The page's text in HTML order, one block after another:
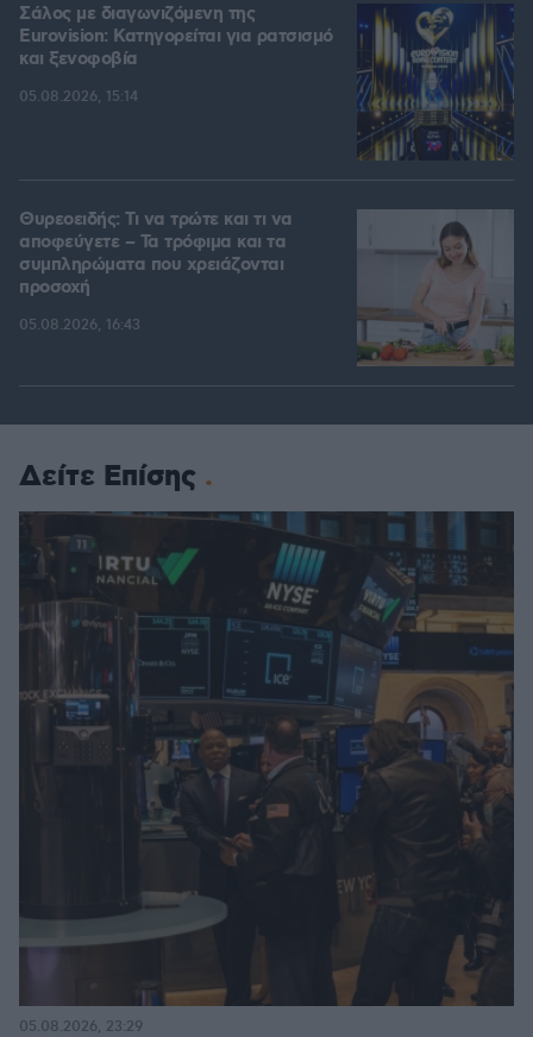
Σάλος με διαγωνιζόμενη της
Eurovision: Κατηγορείται για ρατσισμό
και ξενοφοβία
05.08.2026, 15:14
Θυρεοειδής: Τι να τρώτε και τι να
αποφεύγετε – Τα τρόφιμα και τα
συμπληρώματα που χρειάζονται
προσοχή
05.08.2026, 16:43
Δείτε Επίσης
05.08.2026, 23:29